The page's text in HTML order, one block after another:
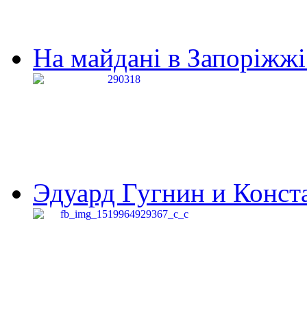
На майдані в
Эдуард Гугнин и